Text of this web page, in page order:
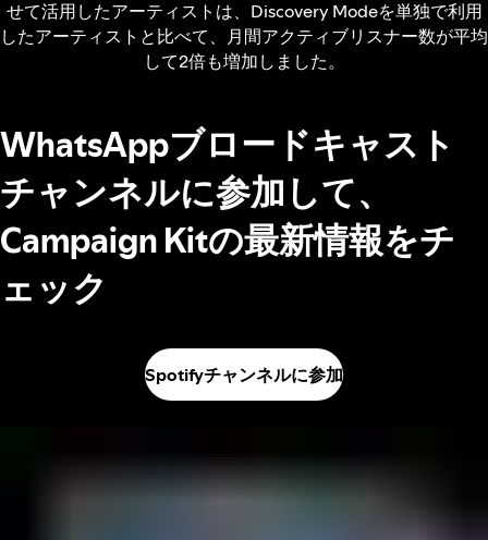
せて活用したアーティストは、Discovery Modeを単独で利用
したアーティストと比べて、月間アクティブリスナー数が平均
して2倍も増加しました。
WhatsAppブロードキャスト
チャンネルに参加して、
Campaign Kitの最新情報をチ
ェック
Spotifyチャンネルに参加